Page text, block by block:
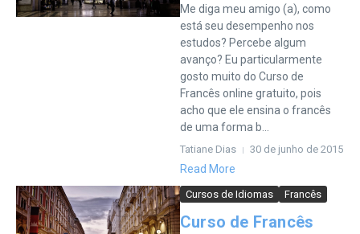
Me diga meu amigo (a), como
está seu desempenho nos
estudos? Percebe algum
avanço? Eu particularmente
gosto muito do Curso de
Francês online gratuito, pois
acho que ele ensina o francês
de uma forma b...
Tatiane Dias 30 de junho de 2015
Read More
Cursos de Idiomas Francês
Curso de Francês